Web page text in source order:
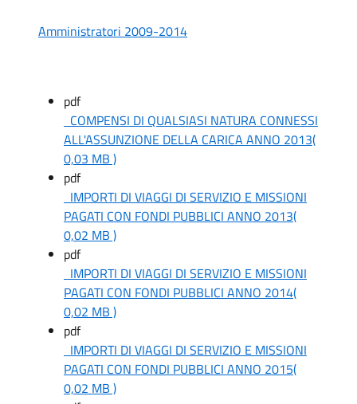
Amministratori 2009-2014
pdf
COMPENSI DI QUALSIASI NATURA CONNESSI
ALL'ASSUNZIONE DELLA CARICA ANNO 2013(
0,03 MB )
pdf
IMPORTI DI VIAGGI DI SERVIZIO E MISSIONI
PAGATI CON FONDI PUBBLICI ANNO 2013(
0,02 MB )
pdf
IMPORTI DI VIAGGI DI SERVIZIO E MISSIONI
PAGATI CON FONDI PUBBLICI ANNO 2014(
0,02 MB )
pdf
IMPORTI DI VIAGGI DI SERVIZIO E MISSIONI
PAGATI CON FONDI PUBBLICI ANNO 2015(
0,02 MB )